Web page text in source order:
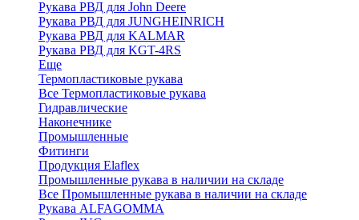
Рукава РВД для John Deere
Рукава РВД для JUNGHEINRICH
Рукава РВД для KALMAR
Рукава РВД для KGT-4RS
Еще
Термопластиковые рукава
Все Термопластиковые рукава
Гидравлические
Наконечнике
Промышленные
Фитинги
Продукция Elaflex
Промышленные рукава в наличии на складе
Все Промышленные рукава в наличии на складе
Рукава ALFAGOMMA